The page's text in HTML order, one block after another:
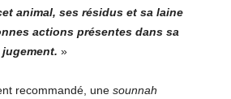
animal, ses résidus et sa laine
actions présentes dans sa
jugement. »
recommandé, une sounnah